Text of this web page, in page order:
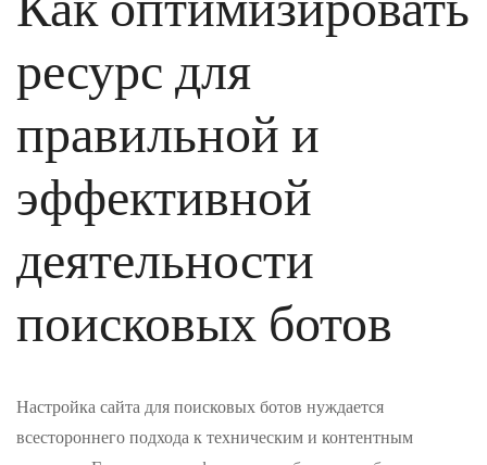
ресурс для
правильной и
эффективной
деятельности
поисковых ботов
Настройка сайта для поисковых ботов нуждается
всестороннего подхода к техническим и контентным